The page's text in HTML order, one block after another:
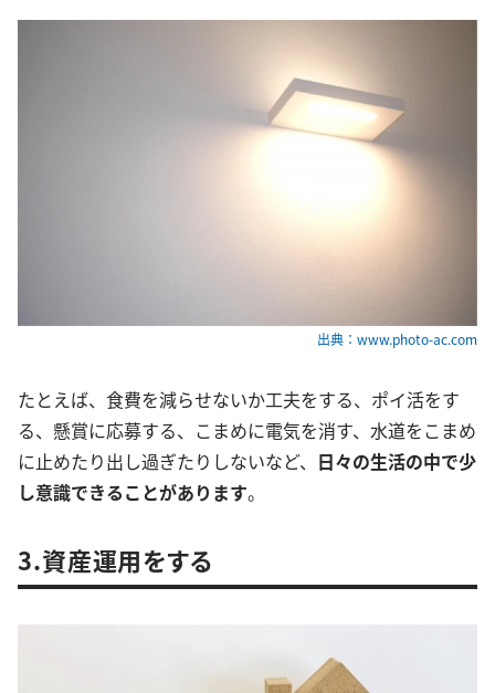
出典：www.photo-ac.com
たとえば、食費を減らせないか工夫をする、ポイ活をす
る、懸賞に応募する、こまめに電気を消す、水道をこまめ
に止めたり出し過ぎたりしないなど、 日々の生活の中で少
し意識できることがあります。
3.資産運用をする